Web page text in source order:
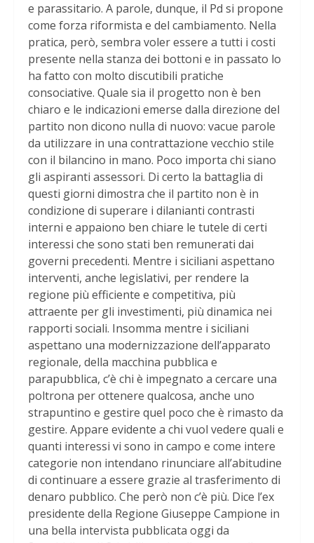
e parassitario. A parole, dunque, il Pd si propone
come forza riformista e del cambiamento. Nella
pratica, però, sembra voler essere a tutti i costi
presente nella stanza dei bottoni e in passato lo
ha fatto con molto discutibili pratiche
consociative. Quale sia il progetto non è ben
chiaro e le indicazioni emerse dalla direzione del
partito non dicono nulla di nuovo: vacue parole
da utilizzare in una contrattazione vecchio stile
con il bilancino in mano. Poco importa chi siano
gli aspiranti assessori. Di certo la battaglia di
questi giorni dimostra che il partito non è in
condizione di superare i dilanianti contrasti
interni e appaiono ben chiare le tutele di certi
interessi che sono stati ben remunerati dai
governi precedenti. Mentre i siciliani aspettano
interventi, anche legislativi, per rendere la
regione più efficiente e competitiva, più
attraente per gli investimenti, più dinamica nei
rapporti sociali. Insomma mentre i siciliani
aspettano una modernizzazione dell’apparato
regionale, della macchina pubblica e
parapubblica, c’è chi è impegnato a cercare una
poltrona per ottenere qualcosa, anche uno
strapuntino e gestire quel poco che è rimasto da
gestire. Appare evidente a chi vuol vedere quali e
quanti interessi vi sono in campo e come intere
categorie non intendano rinunciare all’abitudine
di continuare a essere grazie al trasferimento di
denaro pubblico. Che però non c’è più. Dice l’ex
presidente della Regione Giuseppe Campione in
una bella intervista pubblicata oggi da